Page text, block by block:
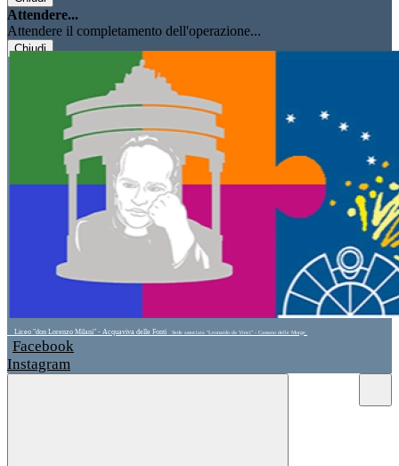
Attendere...
Attendere il completamento dell'operazione...
Chiudi
Liceo "don Lorenzo Milani" - Acquaviva delle Fonti Sede associata "Leonardo da Vinci" - Cassano delle Murge
Facebook
Instagram